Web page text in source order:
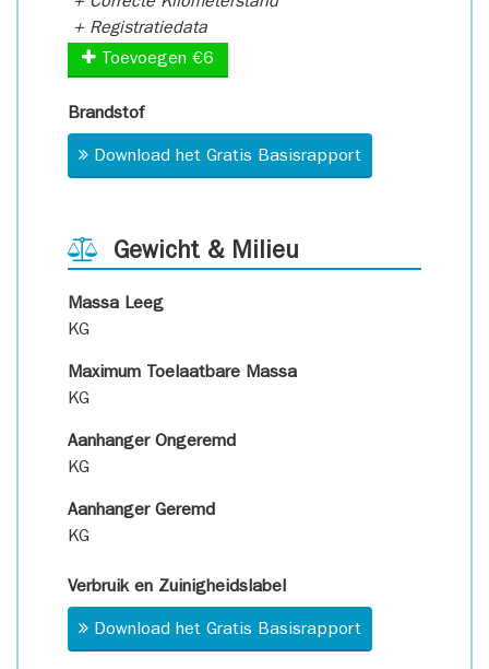
+ Registratiedata
Toevoegen €6
Brandstof
Download het Gratis Basisrapport
Gewicht & Milieu
Massa Leeg
KG
Maximum Toelaatbare Massa
KG
Aanhanger Ongeremd
KG
Aanhanger Geremd
KG
Verbruik en Zuinigheidslabel
Download het Gratis Basisrapport